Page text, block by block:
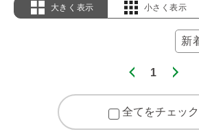
大きく表示 小さく表示
1
全てをチェック